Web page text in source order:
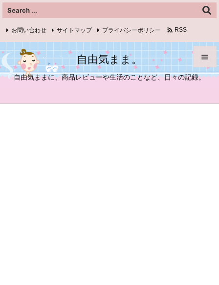
自由気まま。
自由気ままに、商品レビューや生活のことなど、日々の記録。



お問い合わせ サイトマップ プライバシーポリシー  RSS
Feedly